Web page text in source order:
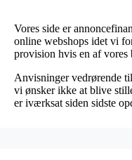
Vores side er
online webshops idet vi
provision hvis en af vores
Anvisninger vedrørende
vi ønsker ikke at blive
er iværksat siden sidste